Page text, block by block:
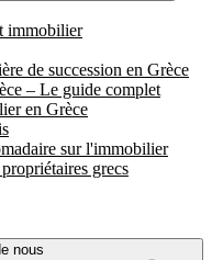
immobilier
de succession en Grèce
– Le guide complet
en Grèce
sur l'immobilier
grecs
nous